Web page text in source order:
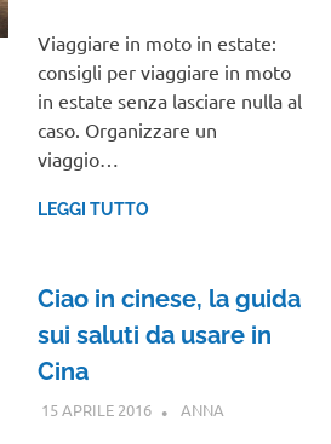
Viaggiare in moto in estate:
consigli per viaggiare in moto
in estate senza lasciare nulla al
caso. Organizzare un
viaggio…
LEGGI TUTTO
Ciao in cinese, la guida
sui saluti da usare in
Cina
15 APRILE 2016 ANNA